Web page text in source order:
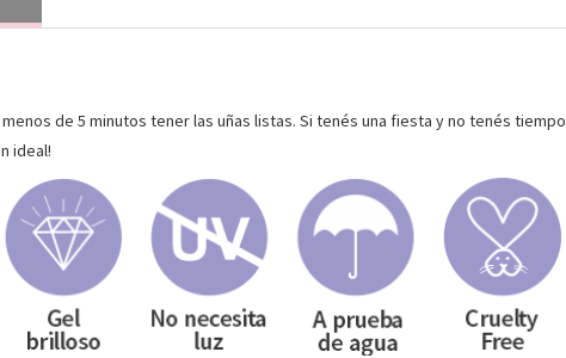
de 5 minutos tener las uñas listas. Si tenés una fiesta y no tenés tiempo
ideal!